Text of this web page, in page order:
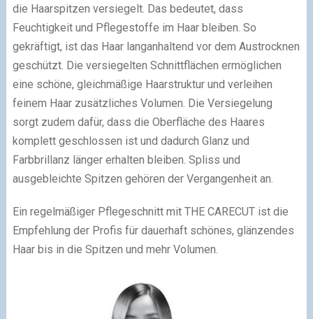
die Haarspitzen versiegelt. Das bedeutet, dass
Feuchtigkeit und Pflegestoffe im Haar bleiben. So
gekräftigt, ist das Haar langanhaltend vor dem Austrocknen
geschützt. Die versiegelten Schnittflächen ermöglichen
eine schöne, gleichmäßige Haarstruktur und verleihen
feinem Haar zusätzliches Volumen. Die Versiegelung
sorgt zudem dafür, dass die Oberfläche des Haares
komplett geschlossen ist und dadurch Glanz und
Farbbrillanz länger erhalten bleiben. Spliss und
ausgebleichte Spitzen gehören der Vergangenheit an.
Ein regelmäßiger Pflegeschnitt mit THE CARECUT ist die
Empfehlung der Profis für dauerhaft schönes, glänzendes
Haar bis in die Spitzen und mehr Volumen.